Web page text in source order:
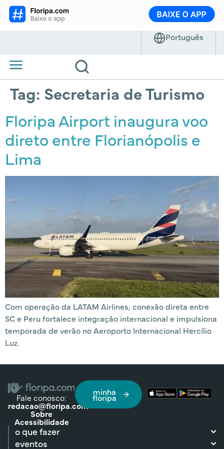
Tag: Secretaria de Turismo
Floripa Airport inaugura voo
direto entre Florianópolis e
Lima
Com operação da LATAM Airlines, conexão direta entre
SC e Peru fortalece integração internacional e impulsiona
temporada de verão no Aeroporto Internacional Hercílio
Luz.
Fale conosco:
redacao@floripa.com
Sobre
Acessibilidade
minha
floripa
o que fazer
eventos